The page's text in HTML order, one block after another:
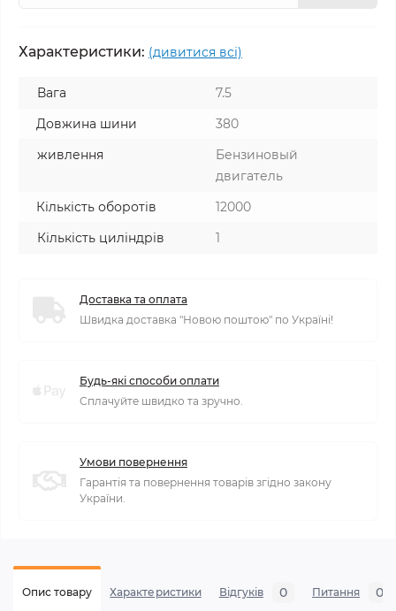
Характеристики: (дивитися всі)
Вага
7.5
Довжина шини
380
живлення
Бензиновый
двигатель
Кількість оборотів
12000
Кількість циліндрів
1
Доставка та оплата
Швидка доставка "Новою поштою" по Україні!
Будь-які способи оплати
Сплачуйте швидко та зручно.
Умови повернення
Гарантія та повернення товарів згідно закону
України.
Опис товару Характеристики Відгуків 0 Питання 0